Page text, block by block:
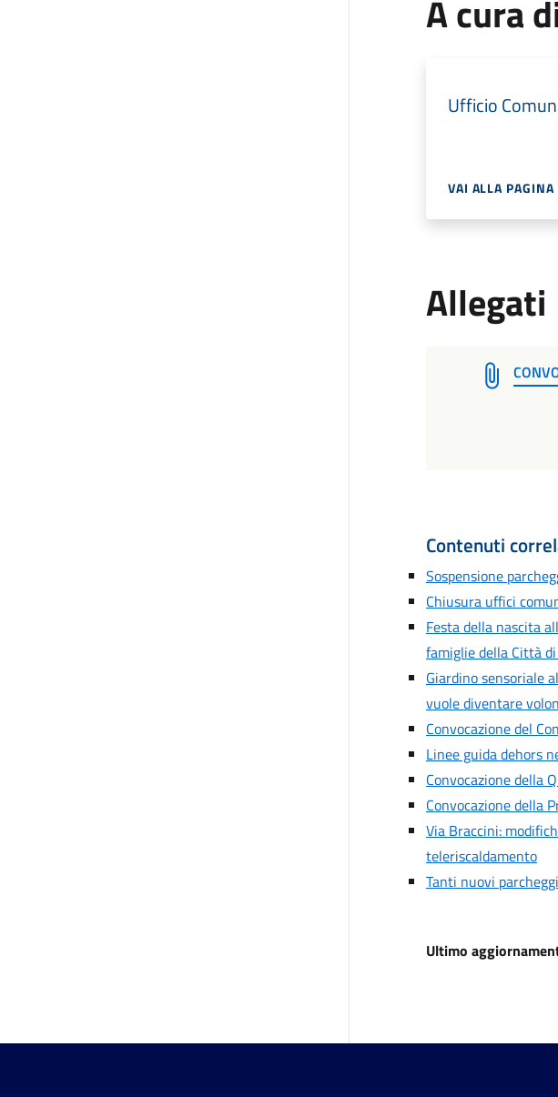
A cura
Ufficio
VAI ALLA PAGINA
Allegati
Contenuti
Sospensione
Chiusura uffici
Festa della nascita
famiglie della Città
Giardino sensoriale
vuole diventare
Convocazione del
Linee guida dehors
Convocazione della
Convocazione della
Via Braccini:
teleriscaldamento
Tanti nuovi
Ultimo